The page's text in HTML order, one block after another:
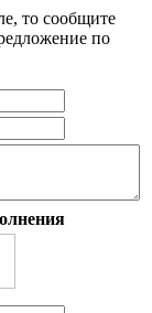
то сообщите
по